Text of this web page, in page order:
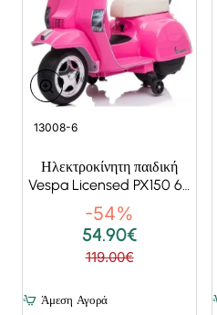
Super Deals
13008-6
Ηλεκτροκίνητη παιδική
Vespa Licensed PX150 6V
σε Ροζ
-54%
54.90€
119.00€
Άμεση Αγορά